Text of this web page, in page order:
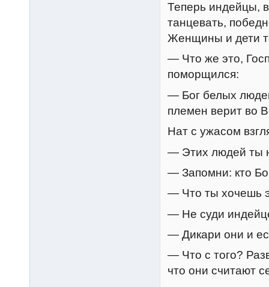
Теперь индейцы,
танцевать,
Женщины и дети
— Что же это,
поморщился:
— Бог белых
племен верит во
Нат с ужасом
— Этих людей ты
— Запомни: кто
— Что ты хочешь
— Не суди
— Дикари они и
— Что с того?
что они считают